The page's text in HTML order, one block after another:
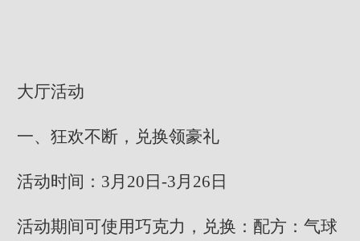
大厅活动
一、狂欢不断，兑换领豪礼
活动时间：3月20日-3月26日
活动期间可使用巧克力，兑换：配方：气球